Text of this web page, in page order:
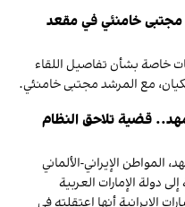
مجتبى خامنئي في مقعد
خاصة بشأن تفاصيل اللقاء
مع المرشد مجتبى خامنئي.
قضية تلاحق النظام
المواطن الإيراني-الألماني
دولة الإمارات العربية
الإيرانية أنها اعتقلته في